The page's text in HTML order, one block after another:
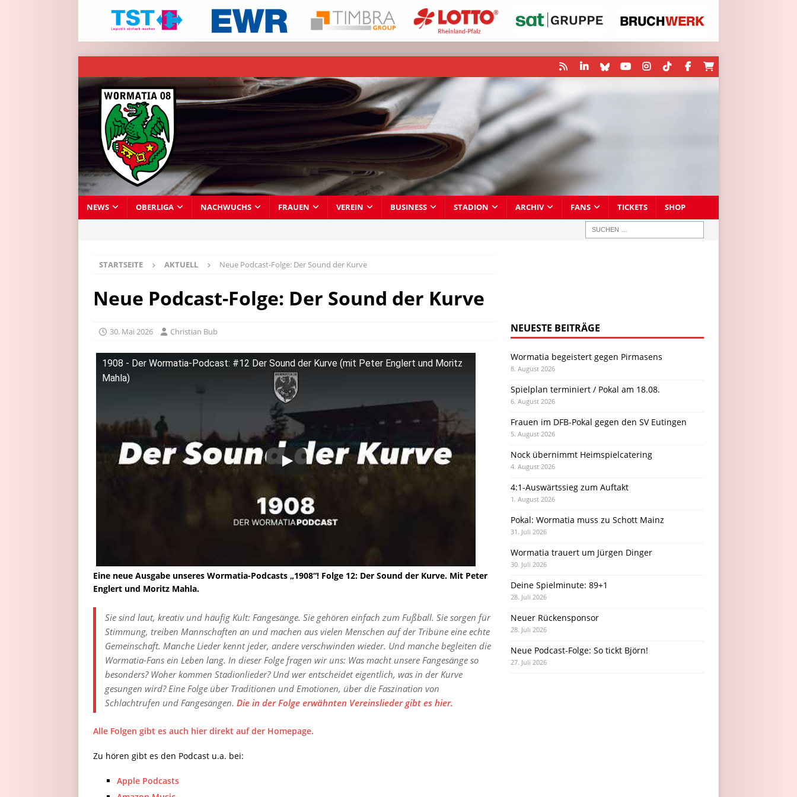
NEWS OBERLIGA NACHWUCHS FRAUEN VEREIN BUSINESS STADION ARCHIV FANS TICKETS SHOP
STARTSEITE AKTUELL Neue Podcast-Folge: Der Sound der Kurve
Neue Podcast-Folge: Der Sound der Kurve
30. Mai 2026 Christian Bub
1908 - Der Wormatia-Podcast: #12 Der Sound der Kurve (mit Peter Englert und Moritz
Mahla)
Eine neue Ausgabe unseres Wormatia-Podcasts „1908“! Folge 12: Der Sound der Kurve. Mit Peter
Englert und Moritz Mahla.
Sie sind laut, kreativ und häufig Kult: Fangesänge. Sie gehören einfach zum Fußball. Sie sorgen für
Stimmung, treiben Mannschaften an und machen aus vielen Menschen auf der Tribüne eine echte
Gemeinschaft. Manche Lieder kennt jeder, andere verschwinden wieder. Und manche begleiten die
Wormatia-Fans ein Leben lang. In dieser Folge fragen wir uns: Was macht unsere Fangesänge so
besonders? Woher kommen Stadionlieder? Und wer entscheidet eigentlich, was in der Kurve
gesungen wird? Eine Folge über Traditionen und Emotionen, über die Faszination von
Schlachtrufen und Fangesängen. Die in der Folge erwähnten Vereinslieder gibt es hier.
Alle Folgen gibt es auch hier direkt auf der Homepage.
Zu hören gibt es den Podcast u.a. bei:
Apple Podcasts
NEUESTE BEITRÄGE
Wormatia begeistert gegen Pirmasens
8. August 2026
Spielplan terminiert / Pokal am 18.08.
6. August 2026
Frauen im DFB-Pokal gegen den SV Eutingen
5. August 2026
Nock übernimmt Heimspielcatering
4. August 2026
4:1-Auswärtssieg zum Auftakt
1. August 2026
Pokal: Wormatia muss zu Schott Mainz
31. Juli 2026
Wormatia trauert um Jürgen Dinger
30. Juli 2026
Deine Spielminute: 89+1
28. Juli 2026
Neuer Rückensponsor
28. Juli 2026
Neue Podcast-Folge: So tickt Björn!
27. Juli 2026